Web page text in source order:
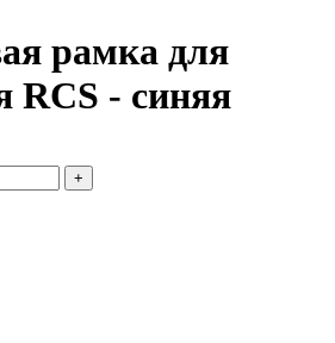
рамка для
RCS - синяя
+